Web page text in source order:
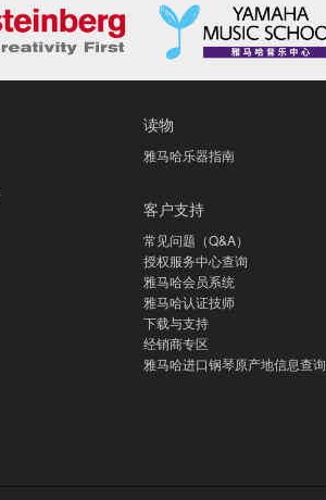
读物
雅马哈乐器指南
客户支持
常见问题（Q&A）
授权服务中心查询
雅马哈会员系统
雅马哈认证技师
下载与支持
经销商专区
雅马哈进口钢琴原产地信息查询